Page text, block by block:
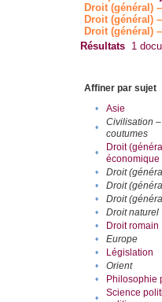
Droit (général)
Droit (général)
Droit (général)
Résultats 1
Affiner par sujet
•
Asie
•
Civilisation
coutumes
•
Droit
économique
• Droit
•
Droit
•
Droit
•
Droit naturel
•
Droit romain
•
Europe
•
Législation
•
Orient
•
Philosophie
•
Science